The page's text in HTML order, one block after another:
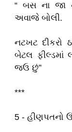
“ બસ ના જા
અવાજે બોલી.
નટખટ દીકરો
બેટલ ફીલ્ડમાં
જઉ છું”
***
5 - હીણપતનો